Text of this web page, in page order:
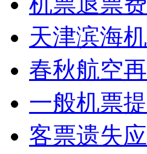
天津滨海
春秋航空
一般机票
客票遗失